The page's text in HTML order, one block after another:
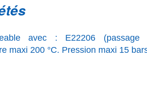
avec : E22206
maxi 200 °C. Pression maxi 15